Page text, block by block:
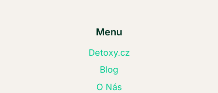
Menu
Detoxy.cz
Blog
O Nás